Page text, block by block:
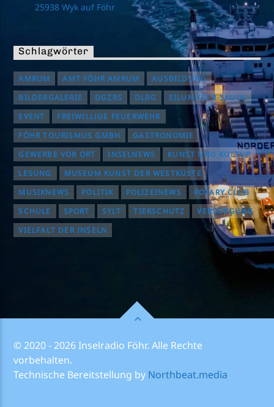
25938 Wyk auf Föhr
Schlagwörter
AMRUM AMT FÖHR AMRUM
AUSBILDUNG
BILDERGALERIE
DGZRS DLRG
EILUN-FEER-SKUUL
EVENT
FREIWILLIGE FEUERWEHR
FÖHR TOURISMUS GMBH
GASTRONOMIE
GEWERBE VOR ORT
INSELNEWS
KUNST UND KULTUR
LESUNG
MUSEUM KUNST DER WESTKÜSTE
MUSIKNEWS
POLITIK POLIZEINEWS
ROTARY CLUB
SCHULE
SPORT SYLT TIERSCHUTZ
VERSORGUNG
VIELFALT DER INSELN
© 2020 - 2026 Inselradio Föhr. Alle Rechte
vorbehalten.
Technische Bereitstellung by Northbeat.media